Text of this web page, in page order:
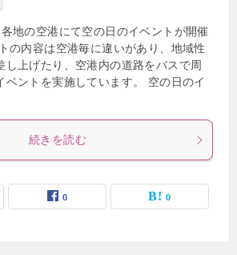
地の空港にて空の日のイベントが開催
の内容は空港毎に違いがあり、地域性
し上げたり、空港内の道路をバスで周
ベントを実施しています。 空の日のイ
続きを読む
0 0